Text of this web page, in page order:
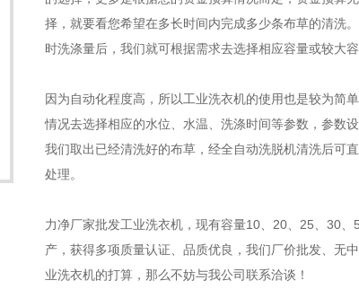
择，就要看您希望在多长时间内完成多少条布草的清洗
时洗涤量后，我们就可根据需求去选择相应容量或较大容
因为自动化程度高，所以工业洗衣机的使用也是较为简
情况去选择相应的水位、水温、洗涤时间等参数，参数
我们取出已经清洗好的布草，经全自动洗脱机清洗后可
处理。
力净厂家批发工业洗衣机，现有容量10、20、25、30
产，获得多项质量认证、品质优良，我们厂价批发、无
业洗衣机的打算，那么不妨与我公司联系洽谈！